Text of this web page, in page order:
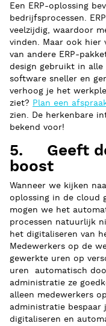
Een ERP-oplossing
bedrijfsprocessen.
veelzijdig, waardoor
vinden. Maar ook hier
van andere ERP-
design gebruikt in
software sneller en
verhoog je het
ziet? Plan een
zien. De herkenbare
bekend voor!
5. Geeft
boost
Wanneer we kijken
oplossing in de cloud
mogen we het
processen natuurlijk
het digitaliseren van
Medewerkers op de
gewerkte uren op
uren automatisch
administratie ze
alleen medewerkers
administratie
digitaliseren en